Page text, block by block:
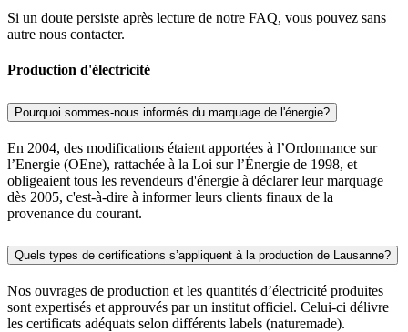
Si un doute persiste après lecture de notre FAQ, vous pouvez sans
autre nous contacter.
Production d'électricité
Pourquoi sommes-nous informés du marquage de l'énergie?
En 2004, des modifications étaient apportées à l’Ordonnance sur
l’Energie (OEne), rattachée à la Loi sur l’Énergie de 1998, et
obligeaient tous les revendeurs d'énergie à déclarer leur marquage
dès 2005, c'est-à-dire à informer leurs clients finaux de la
provenance du courant.
Quels types de certifications s’appliquent à la production de Lausanne?
Nos ouvrages de production et les quantités d’électricité produites
sont expertisés et approuvés par un institut officiel. Celui-ci délivre
les certificats adéquats selon différents labels (naturemade).